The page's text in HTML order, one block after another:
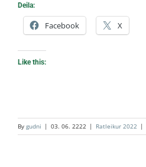
Deila:
Facebook X
Like this:
By gudni | 03. 06. 2222 | Ratleikur 2022 |